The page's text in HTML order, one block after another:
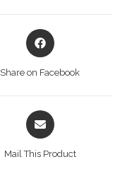
Opens
in
Share on Facebook
Opens
in
Mail This Product